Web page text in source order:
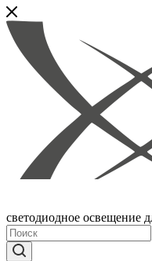
светодиодное